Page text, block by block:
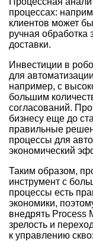
процессах:
клиентов может
ручная обработка
доставки.
Инвестиции в
для
например, с
большим
согласований.
бизнесу еще до
правильные
процессы для
экономический
Таким образом,
инструмент с
процессы есть
экономики,
внедрять
зрелость и
к управлению